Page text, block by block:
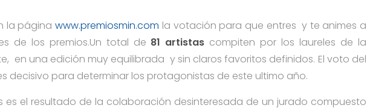
la páginawww.premiosmin.com la votación para que entres y te animes a
de los premios.Un total de 81 artistas compiten por los laureles de la
en una edición muy equilibrada y sin claros favoritos definidos. El voto del
decisivo para determinar los protagonistas de este ultimo año.
es el resultado de la colaboración desinteresada de un jurado compuesto